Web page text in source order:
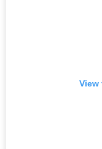
View